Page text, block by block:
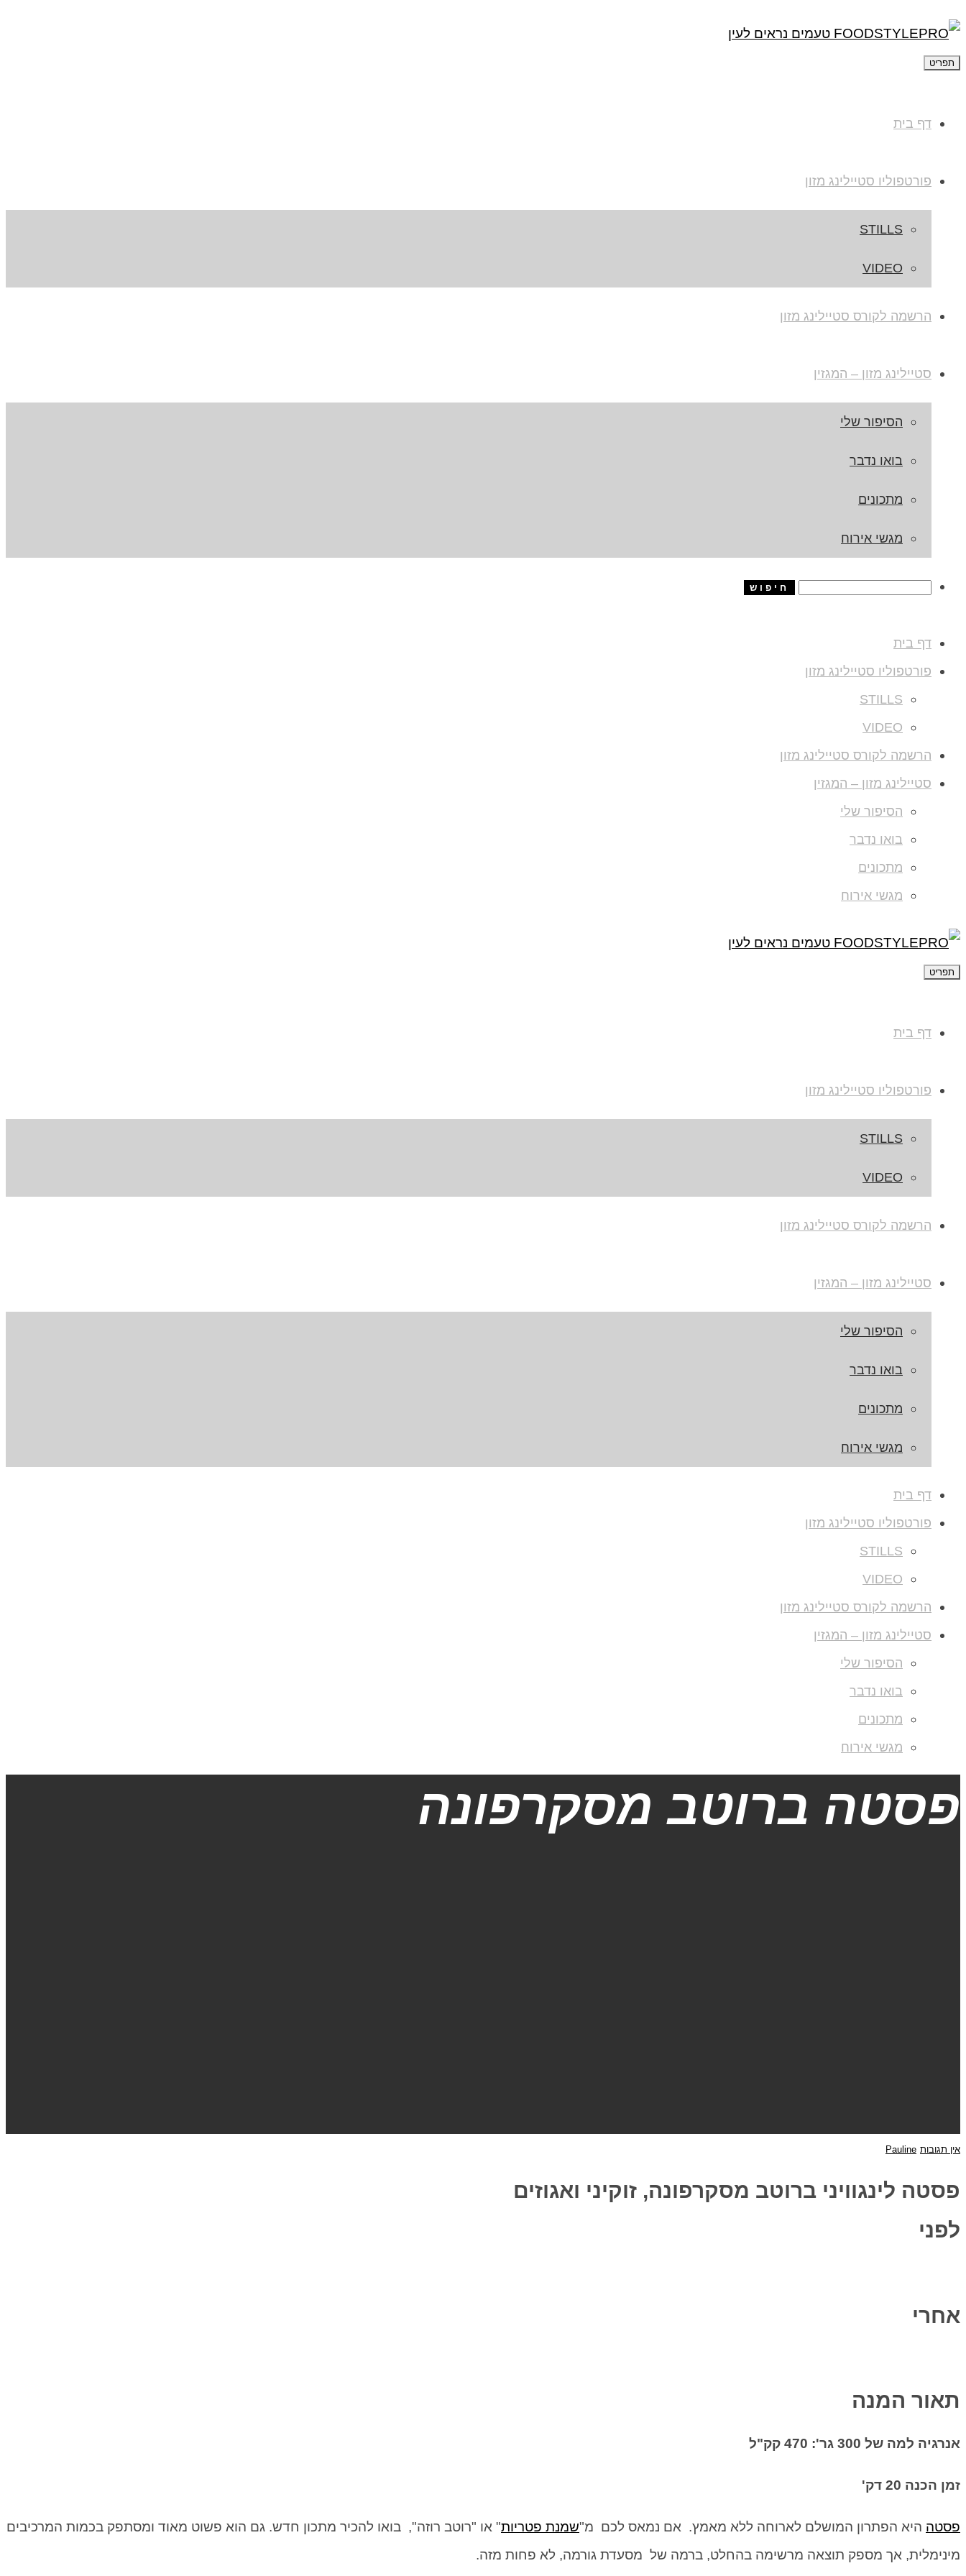
תפריט
דף בית
פורטפוליו סטיילינג מזון
STILLS
VIDEO
הרשמה לקורס סטיילינג מזון
סטיילינג מזון – המגזין
הסיפור שלי
בואו נדבר
מתכונים
מגשי אירוח
דף בית
פורטפוליו סטיילינג מזון
STILLS
VIDEO
הרשמה לקורס סטיילינג מזון
סטיילינג מזון – המגזין
הסיפור שלי
בואו נדבר
מתכונים
מגשי אירוח
תפריט
דף בית
פורטפוליו סטיילינג מזון
STILLS
VIDEO
הרשמה לקורס סטיילינג מזון
סטיילינג מזון – המגזין
הסיפור שלי
בואו נדבר
מתכונים
מגשי אירוח
דף בית
פורטפוליו סטיילינג מזון
STILLS
VIDEO
הרשמה לקורס סטיילינג מזון
סטיילינג מזון – המגזין
הסיפור שלי
בואו נדבר
מתכונים
מגשי אירוח
פסטה ברוטב מסקרפונה
אין תגובות Pauline
פסטה לינגוויני ברוטב מסקרפונה, זוקיני ואגוזים
לפני
אחרי
תאור המנה
אנרגיה למה של 300 גר': 470 קק"ל
זמן הכנה 20 דק'
פסטה היא הפתרון המושלם לארוחה ללא מאמץ. אם נמאס לכם מ"שמנת פטריות" או "רוטב רוזה", בואו להכיר מתכון חדש. גם הוא פשוט מאוד ומסתפק בכמות המרכיבים
מינימלית, אך מספק תוצאה מרשימה בהחלט, ברמה של מסעדת גורמה, לא פחות מזה.